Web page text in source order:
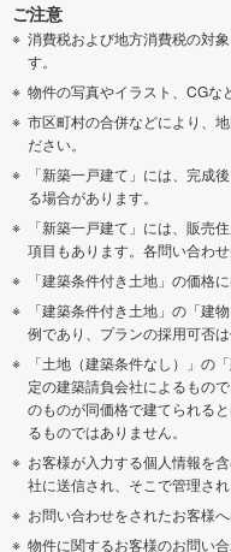
ご注意
消費税および地方消費税の対
す。
物件の写真やイラスト、CGな
市区町村の合併などにより、
ださい。
「新築一戸建て」には、完成
る場合があります。
「新築一戸建て」には、販売
項目もあります。各問い合わせ
「建築条件付き土地」の価格
「建築条件付き土地」の「建
例であり、プランの採用可否は
「土地（建築条件なし）」の
定の建築請負会社によるもの
のものが同価格で建てられる
るものではありません。
お客様が入力する個人情報を
社に送信され、そこで管理され
お問い合わせをされたお客様
物件に関するお客様のお問い